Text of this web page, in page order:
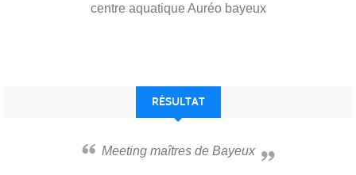
centre aquatique Auréo bayeux
RÉSULTAT
Meeting maîtres de Bayeux